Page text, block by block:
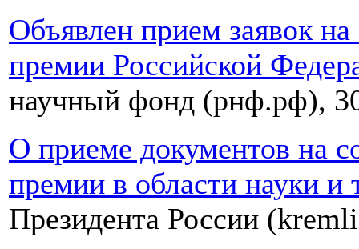
Объявлен прием заявок
премии Российской
научный фонд (рнф.рф),
О приеме документов на
премии в области науки и
Президента России